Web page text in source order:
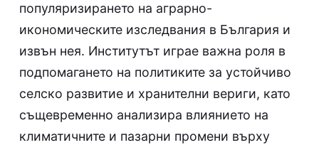
популяризирането на аграрно-
икономическите изследвания в България и
извън нея. Институтът играе важна роля в
подпомагането на политиките за устойчиво
селско развитие и хранителни вериги, като
същевременно анализира влиянието на
климатичните и пазарни промени върху